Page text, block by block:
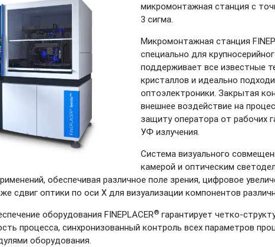
микромонтажная станция с
3 сигма.
Микромонтажная станция
специально для
поддерживает все известные
кристаллов и идеально
оптоэлектроники. Закрытая
внешнее воздействие на
защиту оператора от рабочих
УФ излучения.
Система визуального
камерой и оптическим
обеспечивая различное поле зрения, цифровое
сдвиг оптики по оси Х для визуализации компонентов
оборудования FINEPLACER®гарантирует четко-
процесса, синхронизованный контроль всех параметров
оборудования.